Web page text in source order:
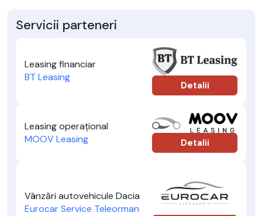
Servicii parteneri
Leasing financiar
BT Leasing
Detalii
Leasing operațional
MOOV Leasing
Detalii
Vânzări autovehicule Dacia
Eurocar Service Teleorman